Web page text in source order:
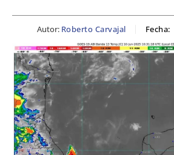
Autor: Roberto Carvajal Fecha: